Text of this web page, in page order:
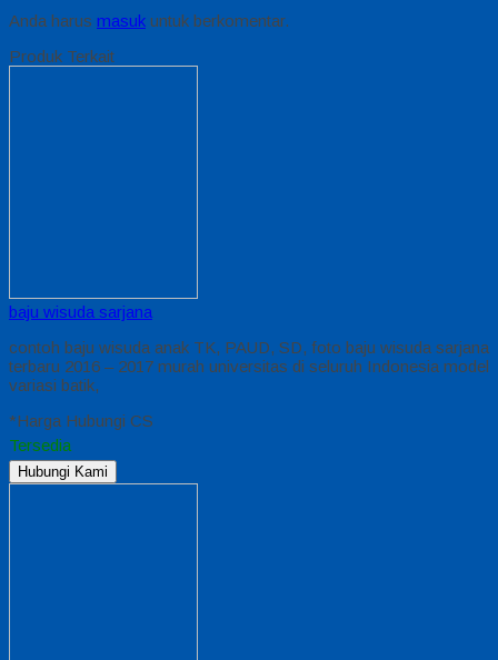
Anda harus masuk untuk berkomentar.
Produk Terkait
baju wisuda sarjana
contoh baju wisuda anak TK, PAUD, SD, foto baju wisuda sarjana
terbaru 2016 – 2017 murah universitas di seluruh Indonesia model
variasi batik,
*Harga Hubungi CS
Tersedia
Hubungi Kami